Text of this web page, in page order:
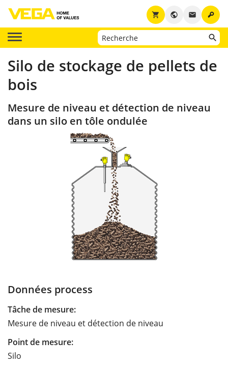
key
email
public
shopping_cart
Silo de stockage de pellets de
bois
Mesure de niveau et détection de niveau
dans un silo en tôle ondulée
Données process
Tâche de mesure:
Mesure de niveau et détection de niveau
Point de mesure:
Silo